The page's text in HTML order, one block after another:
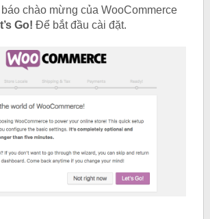
chào mừng của WooCommerce
Go! Để bắt đầu cài đặt.